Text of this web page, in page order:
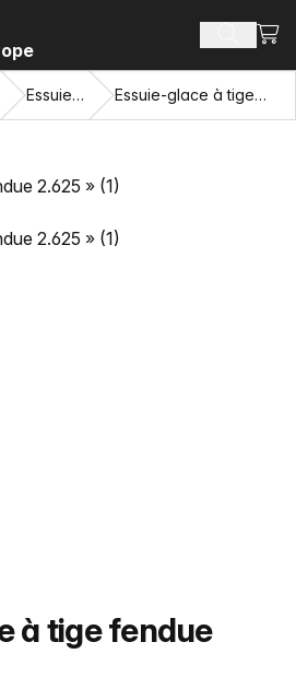
Voir
Essuie-glaces Essuie-glace à tige fendue 2.625 »
à tige fendue